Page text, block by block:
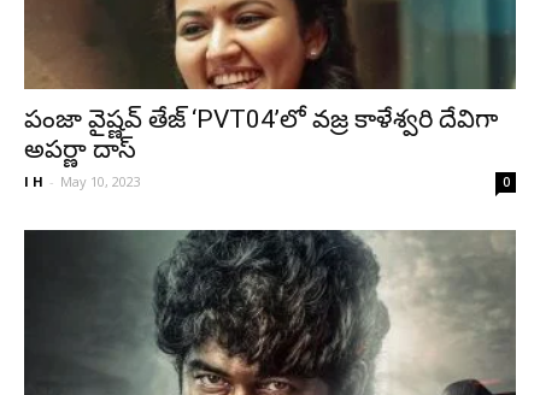
పంజా వైష్ణవ్ తేజ్ ‘PVT04’లో వజ్ర కాళేశ్వరి దేవిగా
అపర్ణా దాస్
I H - May 10, 2023 0